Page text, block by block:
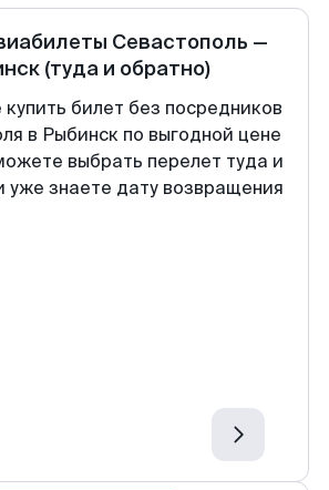
Севастополь —
(туда и обратно)
билет без посредников
в Рыбинск по выгодной цене
выбрать перелет туда и
уже знаете дату возвращения